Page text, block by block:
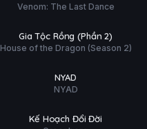
Venom: The Last Dance
(8/8)
Gia Tộc Rồng (Phần 2)
House of the Dragon (Season 2)
Lẻ
NYAD
NYAD
Kế Hoạch Đổi Đời